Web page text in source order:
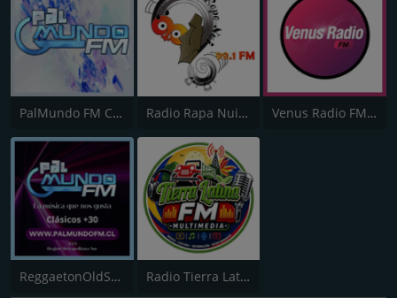
PalMundo FM Chile Radio Rapa Nui 99.1 FM Venus Radio FM Chile
ReggaetonOldSchool.CL by PalMundo FM Chile Radio Tierra Latina